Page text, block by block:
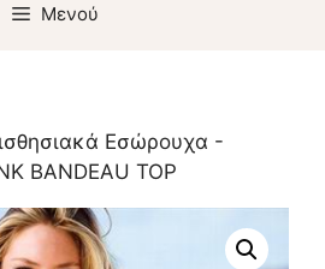
Μενού
Εσώρουχα -
BANDEAU TOP